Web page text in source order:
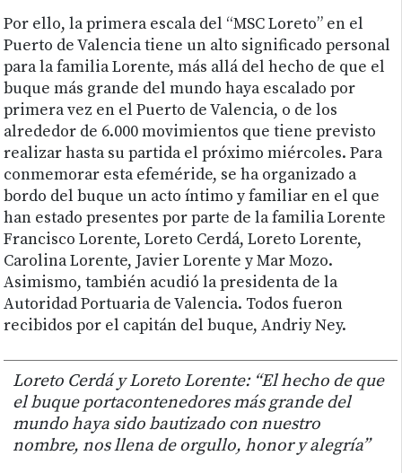
Por ello, la primera escala del “MSC Loreto” en el
Puerto de Valencia tiene un alto significado personal
para la familia Lorente, más allá del hecho de que el
buque más grande del mundo haya escalado por
primera vez en el Puerto de Valencia, o de los
alrededor de 6.000 movimientos que tiene previsto
realizar hasta su partida el próximo miércoles. Para
conmemorar esta efeméride, se ha organizado a
bordo del buque un acto íntimo y familiar en el que
han estado presentes por parte de la familia Lorente
Francisco Lorente, Loreto Cerdá, Loreto Lorente,
Carolina Lorente, Javier Lorente y Mar Mozo.
Asimismo, también acudió la presidenta de la
Autoridad Portuaria de Valencia. Todos fueron
recibidos por el capitán del buque, Andriy Ney.
Loreto Cerdá y Loreto Lorente: “El hecho de que
el buque portacontenedores más grande del
mundo haya sido bautizado con nuestro
nombre, nos llena de orgullo, honor y alegría”